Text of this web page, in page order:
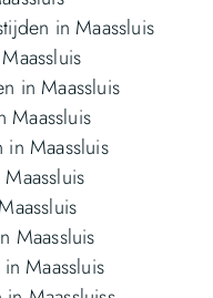
in Maassluis
in Maassluis
Maassluis
in Maassluis
Maassluis
Maassluis